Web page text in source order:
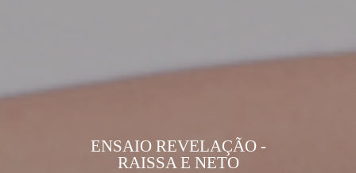
ENSAIO REVELAÇÃO -
RAISSA E NETO